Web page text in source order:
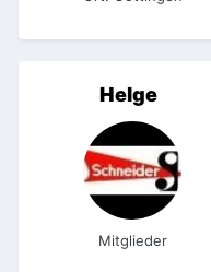
Helge
Mitglieder